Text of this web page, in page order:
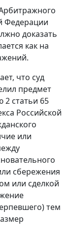
Федерации
доказать
как на
что суд
предмет
2 статьи 65
Российской
или
сбережения
или сделкой
тем